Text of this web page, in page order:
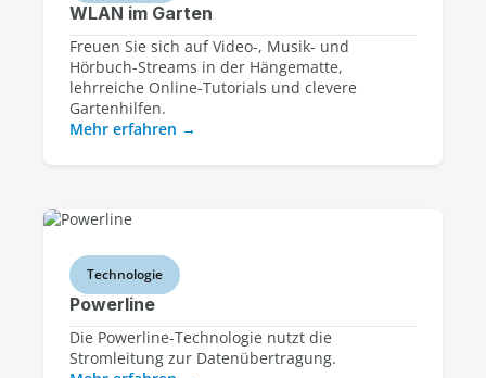
WLAN im Garten
Freuen Sie sich auf Video-, Musik- und
Hörbuch-Streams in der Hängematte,
lehrreiche Online-Tutorials und clevere
Gartenhilfen.
Mehr erfahren
Technologie
Powerline
Die Powerline-Technologie nutzt die
Stromleitung zur Datenübertragung.